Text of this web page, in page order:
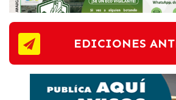
EDICIONES